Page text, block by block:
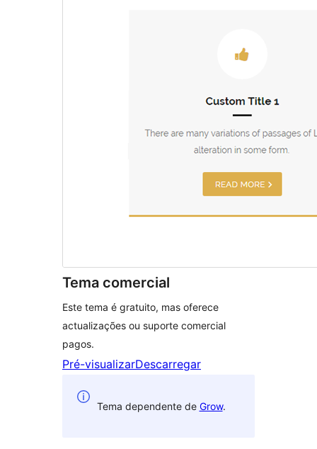
Tema comercial
Este tema é gratuito, mas oferece
actualizações ou suporte comercial
pagos.
Pré-visualizarDescarregar
Tema dependente de Grow.